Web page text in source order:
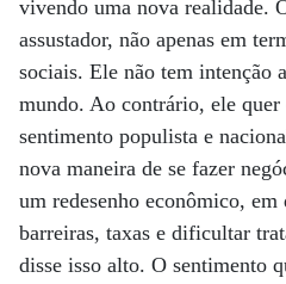
vivendo uma nova realidade.
assustador, não apenas em
sociais. Ele não tem intenção
mundo. Ao contrário, ele quer
sentimento populista e
nova maneira de se fazer
um redesenho econômico,
barreiras, taxas e dificultar
disse isso alto. O sentimento